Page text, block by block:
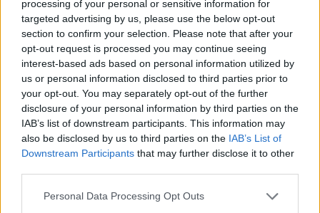
processing of your personal or sensitive information for
targeted advertising by us, please use the below opt-out
section to confirm your selection. Please note that after your
opt-out request is processed you may continue seeing
interest-based ads based on personal information utilized by
us or personal information disclosed to third parties prior to
your opt-out. You may separately opt-out of the further
disclosure of your personal information by third parties on the
IAB’s list of downstream participants. This information may
also be disclosed by us to third parties on the IAB’s List of
Downstream Participants that may further disclose it to other
Personal Data Processing Opt Outs